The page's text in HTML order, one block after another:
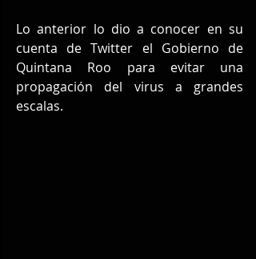
Lo anterior lo dio a conocer en su
cuenta de Twitter el Gobierno de
Quintana Roo para evitar una
propagación del virus a grandes
escalas.